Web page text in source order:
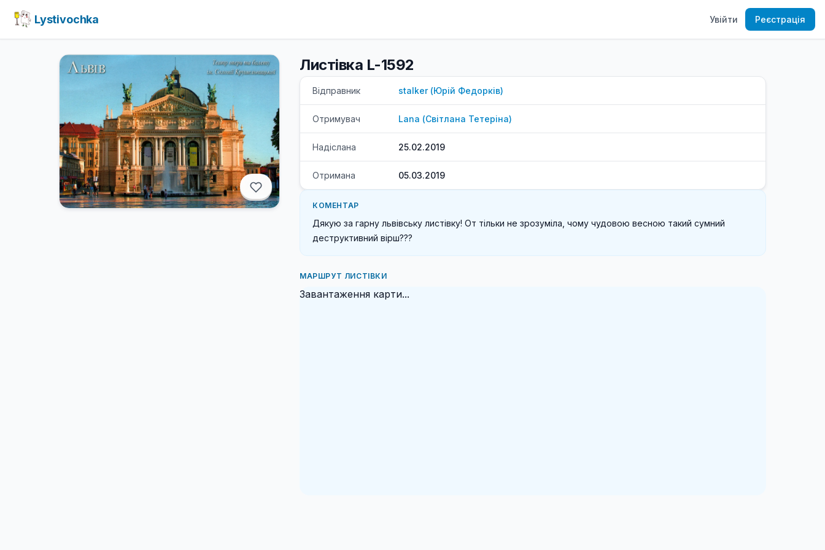
Lystivochka Увійти Реєстрація
Листівка L-1592
Відправник stalker(Юрій Федорків)
Отримувач Lana (Світлана Тетеріна)
Надіслана 25.02.2019
Отримана 05.03.2019
КОМЕНТАР
Дякую за гарну львівську листівку! От тільки не зрозуміла, чому чудовою весною такий сумний
деструктивний вірш???
МАРШРУТ ЛИСТІВКИ
Завантаження карти...